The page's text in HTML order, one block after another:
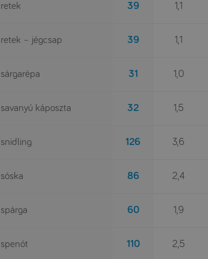
retek 39 1,1
retek – jégcsap 39 1,1
sárgarépa 31 1,0
savanyú káposzta 32 1,5
snidling 126 3,6
sóska 86 2,4
spárga 60 1,9
spenót 110 2,5